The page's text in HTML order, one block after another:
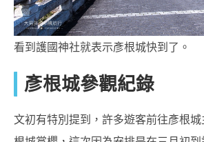
看到護國神社就表示彥根城快到了。
彥根城參觀紀錄
文初有特別提到，許多遊客前往彥根